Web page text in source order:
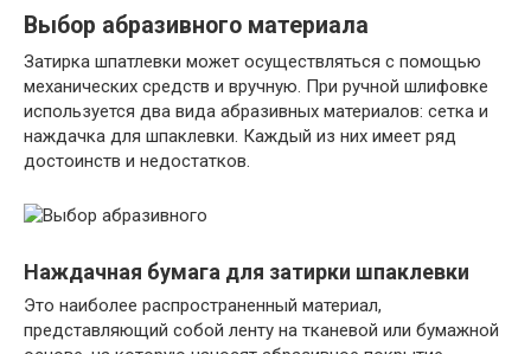
Выбор абразивного материала
Затирка шпатлевки может осуществляться с помощью
механических средств и вручную. При ручной шлифовке
используется два вида абразивных материалов: сетка и
наждачка для шпаклевки. Каждый из них имеет ряд
достоинств и недостатков.
Наждачная бумага для затирки шпаклевки
Это наиболее распространенный материал,
представляющий собой ленту на тканевой или бумажной